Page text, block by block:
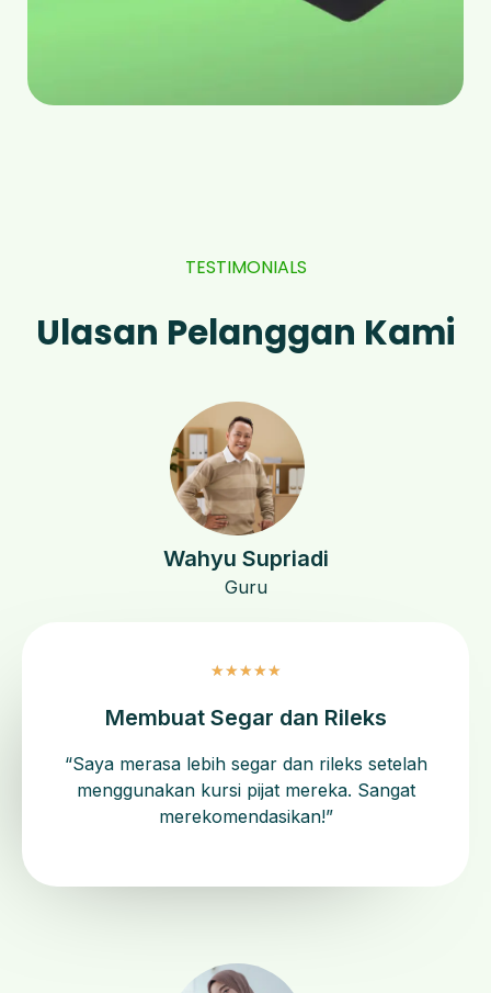
TESTIMONIALS
Ulasan Pelanggan Kami
Wahyu Supriadi
Guru
★★★★★
Membuat Segar dan Rileks
“Saya merasa lebih segar dan rileks setelah
menggunakan kursi pijat mereka. Sangat
merekomendasikan!”